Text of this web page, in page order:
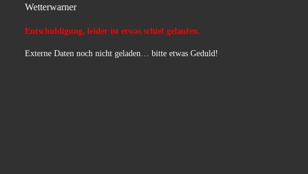
Wetterwarner
Entschuldigung, leider ist etwas schief gelaufen.
Externe Daten noch nicht geladen… bitte etwas Geduld!